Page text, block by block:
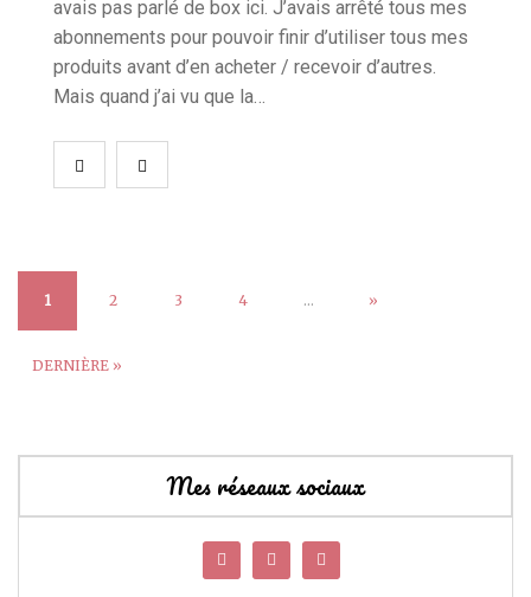
avais pas parlé de box ici. J’avais arrêté tous mes
abonnements pour pouvoir finir d’utiliser tous mes
produits avant d’en acheter / recevoir d’autres.
Mais quand j’ai vu que la…
1 2 3 4 … »
DERNIÈRE »
Mes réseaux sociaux